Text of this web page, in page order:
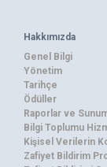
Hakkımızda
Genel Bilgi
Yönetim
Tarihçe
Ödüller
Raporlar ve
Bilgi Toplumu
Kişisel Verilerin
Zafiyet Bildirim